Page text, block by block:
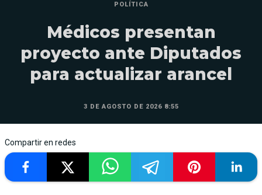
POLÍTICA
Médicos presentan
proyecto ante Diputados
para actualizar arancel
3 DE AGOSTO DE 2026 8:55
Compartir en redes